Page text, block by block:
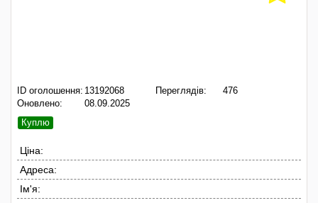
ID оголошення: 13192068
Оновлено:
08.09.2025
Переглядів: 476
Куплю
Ціна:
Адреса:
Ім'я: